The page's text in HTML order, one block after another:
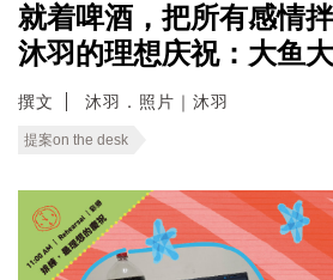
就着啤酒，把所有感情
沐羽的理想庆祝：大鱼
撰文 沐羽．照片｜沐羽
提案on the desk